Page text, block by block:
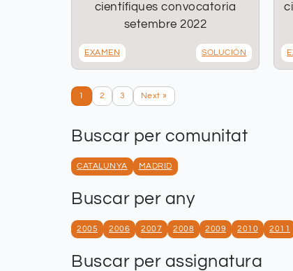
científiques convocatoria
setembre 2022
EXAMEN SOLUCIÓN
1 2 3 Next »
Buscar per comunitat
CATALUNYA MADRID
Buscar per any
2005 2006 2007 2008 2009 2010 2011
Buscar per assignatura